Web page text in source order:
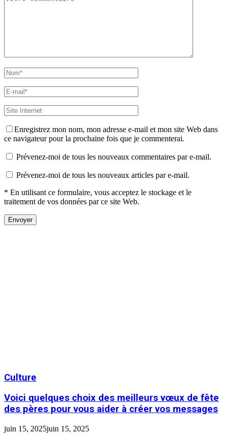
Enregistrez mon nom, mon adresse e-mail et mon site Web dans
ce navigateur pour la prochaine fois que je commenterai.
Prévenez-moi de tous les nouveaux commentaires par e-mail.
Prévenez-moi de tous les nouveaux articles par e-mail.
* En utilisant ce formulaire, vous acceptez le stockage et le
traitement de vos données par ce site Web.
Culture
Voici quelques choix des meilleurs vœux de fête
des pères pour vous aider à créer vos messages
juin 15, 2025juin 15, 2025